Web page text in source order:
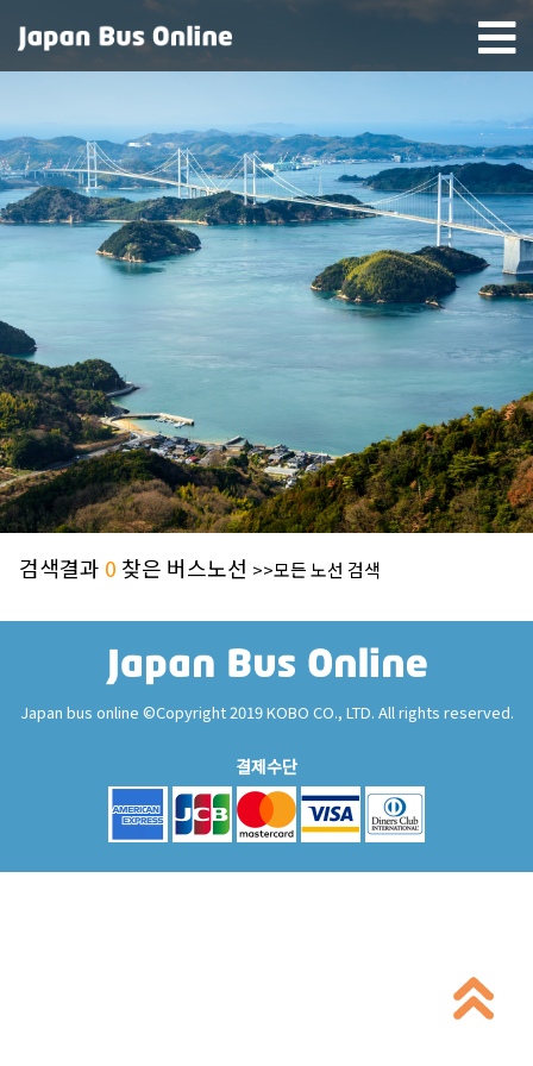
검색결과 0 찾은 버스노선 >>모든 노선 검색
Japan bus online ©Copyright 2019 KOBO CO., LTD. All rights reserved.
결제수단